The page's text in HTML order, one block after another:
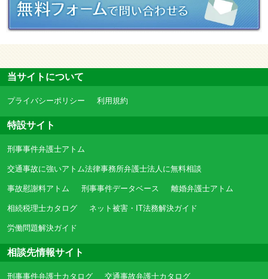
当サイトについて
プライバシーポリシー 利用規約
特設サイト
刑事事件弁護士アトム
交通事故に強いアトム法律事務所弁護士法人に無料相談
事故慰謝料アトム 刑事事件データベース 離婚弁護士アトム
相続税理士カタログ ネット被害・IT法務解決ガイド
労働問題解決ガイド
相談先情報サイト
刑事事件弁護士カタログ 交通事故弁護士カタログ